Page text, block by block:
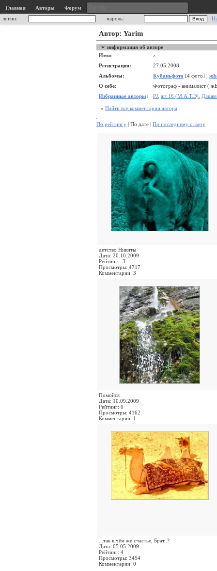
Главная Авторы
Форум
логин:
пароль:
Автор: Yarim
информация об авторе
Имя:
z
Регистрация:
27.05.2008
Альбомы:
Кубаньфото [4 фото] ,
О себе:
Фотограф - анималист (
Избранные авторы: PJ art 16 (М.А.Т.Э)
» Найти все комментарии автора
По рейтингу | По дате | По последнему ответу
детство Никиты
Дата: 20.10.2009
Рейтинг: -3
Просмотры: 4717
Комментарии: 3
Помойся
Дата: 10.09.2009
Рейтинг: 0
Просмотры: 4162
Комментарии: 1
...так в чём же счастье, Брат..?
Дата: 05.05.2009
Рейтинг: 4
Просмотры: 3454
Комментарии: 0